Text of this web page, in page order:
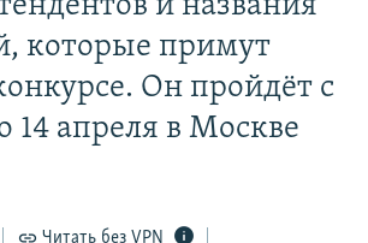
и названия
которые примут
Он пройдёт с
14 апреля в Москве
Читать без VPN